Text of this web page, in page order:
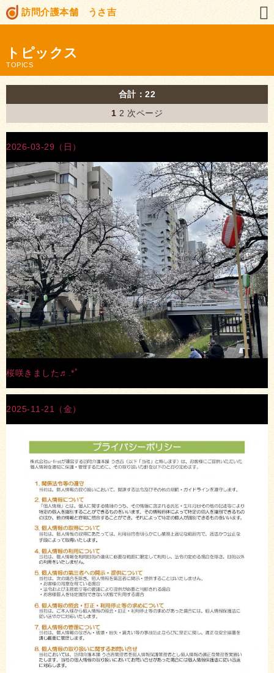
訪問介護本舗 うさ吉
トピックス
TOPICS
合計：22
1 2 次ページ
2026-03-29（日）
桜咲きました♬.*ﾟ
2025-11-21（金）